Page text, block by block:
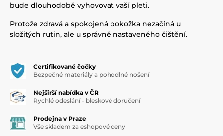
bude dlouhodobě vyhovovat vaší pleti.
Protože zdravá a spokojená pokožka nezačíná u
složitých rutin, ale u správně nastaveného čištění.
Certifikované čočky
Bezpečné materiály a pohodlné nošení
Nejširší nabídka v ČR
Rychlé odeslání - bleskové doručení
Prodejna v Praze
Vše skladem za eshopové ceny